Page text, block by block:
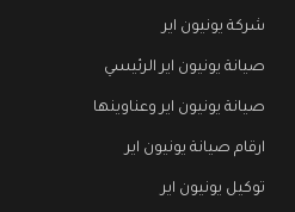
شركة يونيون اير
صيانة يونيون اير الرئيسي
صيانة يونيون اير وعناوينها
ارقام صيانة يونيون اير
توكيل يونيون اير